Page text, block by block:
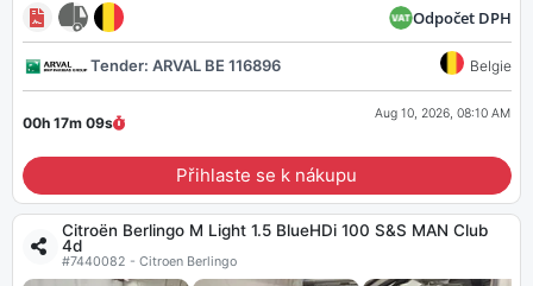
Odpočet DPH
Tender: ARVAL BE 116896 Belgie
00h 17m 08s
Aug 10, 2026, 08:10 AM
Přihlaste se k nákupu
Citroën Berlingo M Light 1.5 BlueHDi 100 S&S MAN Club
4d
#7440082 - Citroen Berlingo